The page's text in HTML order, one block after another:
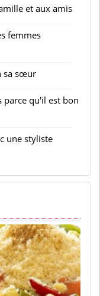
et aux amis
femmes
sa sœur
parce qu'il est bon
une styliste